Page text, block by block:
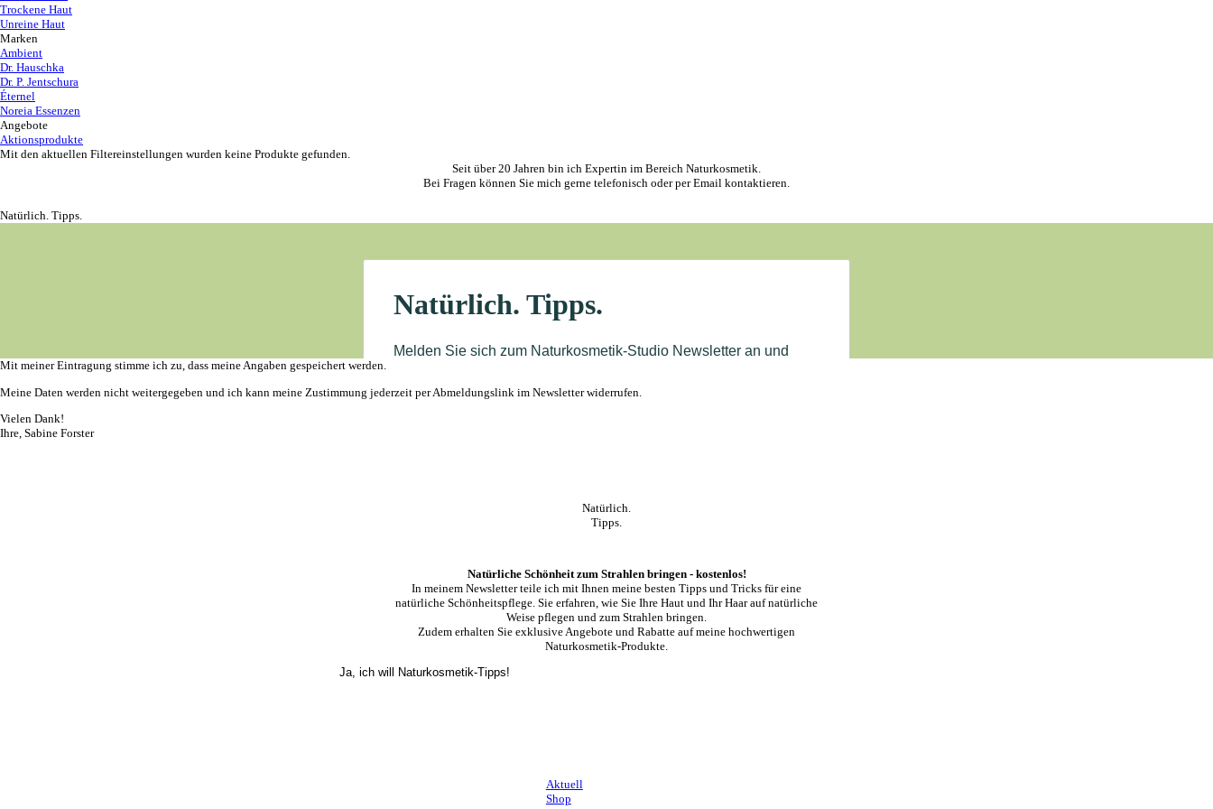
Trockene Haut
Unreine Haut
Marken
Ambient
Dr. Hauschka
Dr. P. Jentschura
Éternel
Noreia Essenzen
Angebote
Aktionsprodukte
Mit den aktuellen Filtereinstellungen wurden keine Produkte gefunden.
Seit über 20 Jahren bin ich Expertin im Bereich Naturkosmetik.
Bei Fragen können Sie mich gerne telefonisch oder per Email kontaktieren.
Natürlich. Tipps.
Mit meiner Eintragung stimme ich zu, dass meine Angaben gespeichert werden.
Meine Daten werden nicht weitergegeben und ich kann meine Zustimmung jederzeit per Abmeldungslink im Newsletter widerrufen.
Vielen Dank!
Ihre, Sabine Forster
Natürlich.
Tipps.
Natürliche Schönheit zum Strahlen bringen - kostenlos!
In meinem Newsletter teile ich mit Ihnen meine besten Tipps und Tricks für eine
natürliche Schönheitspflege. Sie erfahren, wie Sie Ihre Haut und Ihr Haar auf natürliche
Weise pflegen und zum Strahlen bringen.
Zudem erhalten Sie exklusive Angebote und Rabatte auf meine hochwertigen
Naturkosmetik-Produkte.
Ja, ich will Naturkosmetik-Tipps!
Aktuell
Shop